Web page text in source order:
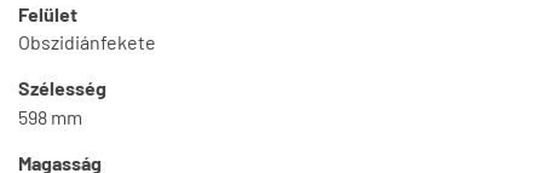
Felület
Obszidiánfekete
Szélesség
598 mm
Magasság